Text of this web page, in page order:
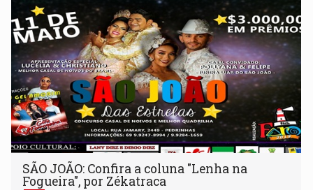
SÃO JOÃO: Confira a coluna "Lenha na
Fogueira", por Zékatraca